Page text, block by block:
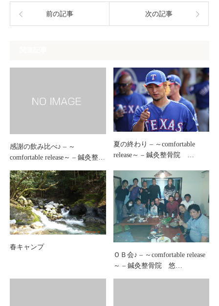
前の記事 次の記事
感謝の飲み比べ♪ – ～
comfortable release～ – 鍼灸整…
夏の終わり – ～comfortable
release～ – 鍼灸整骨院 …
春キャンプ
ＯＢ会♪ – ～comfortable release
～ – 鍼灸整骨院 悠…